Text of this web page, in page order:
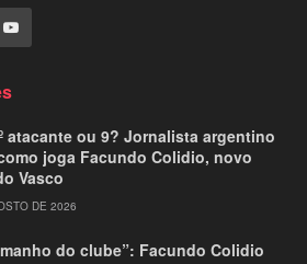
atacante ou 9? Jornalista argentino
joga Facundo Colidio, novo
Vasco
DE 2026
do clube”: Facundo Colidio